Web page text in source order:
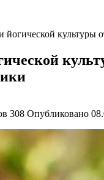
йогической
308 Опубликовано